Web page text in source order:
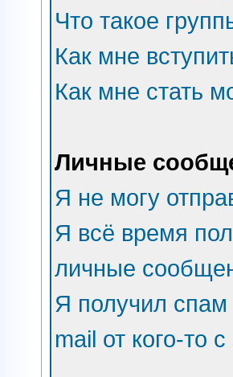
Что такое
Как мне
Как мне стать
Личные
Я не могу
Я всё время
личные
Я получил
mail от кого-то